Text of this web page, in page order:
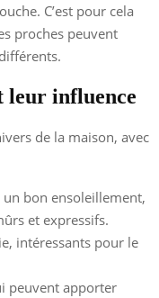
C’est pour cela
proches peuvent
leur influence
de la maison, avec
un bon ensoleillement,
et expressifs.
intéressants pour le
peuvent apporter